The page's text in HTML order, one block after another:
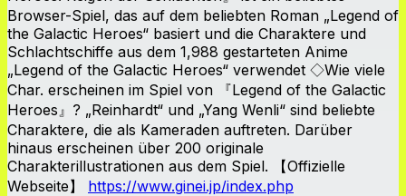
Browser-Spiel, das auf dem beliebten Roman „Legend of
the Galactic Heroes“ basiert und die Charaktere und
Schlachtschiffe aus dem 1,988 gestarteten Anime
„Legend of the Galactic Heroes“ verwendet ◇Wie viele
Char. erscheinen im Spiel von 『Legend of the Galactic
Heroes』? „Reinhardt“ und „Yang Wenli“ sind beliebte
Charaktere, die als Kameraden auftreten. Darüber
hinaus erscheinen über 200 originale
Charakterillustrationen aus dem Spiel. 【Offizielle
Webseite】 https://www.ginei.jp/index.php